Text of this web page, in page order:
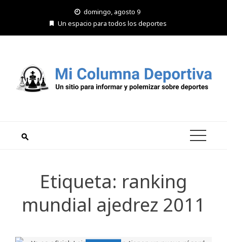
domingo, agosto 9
Un espacio para todos los deportes
Etiqueta: ranking
mundial ajedrez 2011